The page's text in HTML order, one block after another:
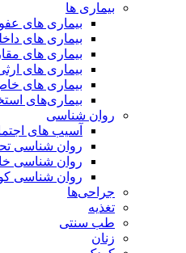
بیماری ها
بیماری های
بیماری های
بیماری های
بیماری های
بیماری های
بیماری‌های
روان شناسی
آسیب های
روان شناسی
روان شناسی
روان شناسی
جراحی‌ها
تغذیه
طب سنتی
زنان